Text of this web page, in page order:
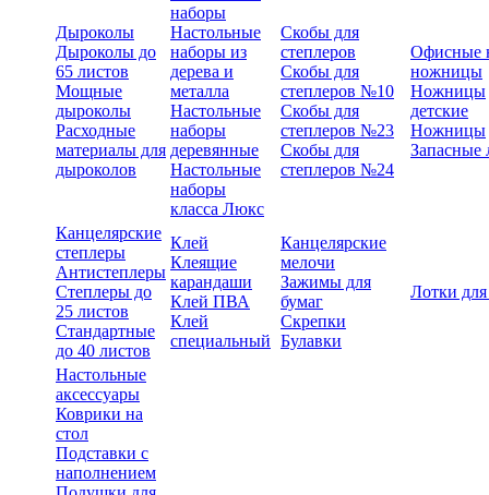
Дыроколы
Дыроколы до
65 листов
Мощные
дыроколы
Расходные
материалы для
дыроколов
наборы
Настольные
наборы из
дерева и
металла
Настольные
наборы
деревянные
Настольные
наборы
класса Люкс
Скобы для
степлеров
Скобы для
степлеров №10
Скобы для
степлеров №23
Скобы для
степлеров №24
Офисные
ножницы
Ножницы
детские
Ножницы
Запасные
Канцелярские
степлеры
Антистеплеры
Степлеры до
25 листов
Стандартные
до 40 листов
Клей
Клеящие
карандаши
Клей ПВА
Клей
специальный
Канцелярские
мелочи
Зажимы для
бумаг
Скрепки
Булавки
Лотки
Настольные
аксессуары
Коврики на
стол
Подставки с
наполнением